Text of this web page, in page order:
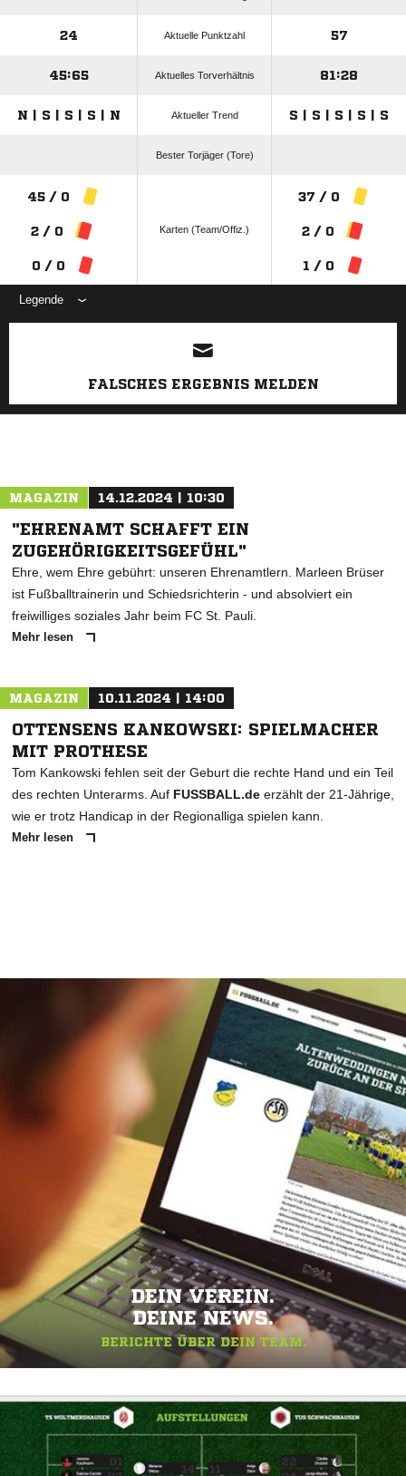
24 Aktuelle Punktzahl 57
45:65 Aktuelles Torverhältnis 81:28
N | S | S | S | N Aktueller Trend S | S | S | S | S
Bester Torjäger (Tore)
45 / 0
2 / 0
0 / 0
Karten (Team/Offiz.)
37 / 0
2 / 0
1 / 0
Legende
ANZEIGE
FALSCHES ERGEBNIS MELDEN
MAGAZIN 14.12.2024 | 10:30
"EHRENAMT SCHAFFT EIN
ZUGEHÖRIGKEITSGEFÜHL"
Ehre, wem Ehre gebührt: unseren Ehrenamtlern. Marleen Brüser
ist Fußballtrainerin und Schiedsrichterin - und absolviert ein
freiwilliges soziales Jahr beim FC St. Pauli.
Mehr lesen
MAGAZIN 10.11.2024 | 14:00
OTTENSENS KANKOWSKI: SPIELMACHER
MIT PROTHESE
Tom Kankowski fehlen seit der Geburt die rechte Hand und ein Teil
des rechten Unterarms. Auf FUSSBALL.de erzählt der 21-Jährige,
wie er trotz Handicap in der Regionalliga spielen kann.
Mehr lesen
DEIN VEREIN.
DEINE NEWS.
BERICHTE ÜBER DEIN TEAM.